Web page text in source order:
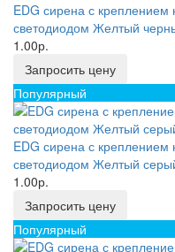
EDG сирена с
светодиодом Желтый
1.00р.
Запросить цену
Популярный
EDG сирена с
светодиодом Желтый
1.00р.
Запросить цену
Популярный